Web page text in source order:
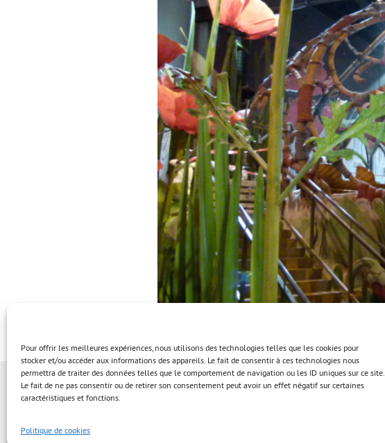
Pour offrir les meilleures expériences, nous utilisons des technologies telles que les cookies pour
stocker et/ou accéder aux informations des appareils. Le fait de consentir à ces technologies nous
permettra de traiter des données telles que le comportement de navigation ou les ID uniques sur ce site.
Le fait de ne pas consentir ou de retirer son consentement peut avoir un effet négatif sur certaines
caractéristiques et fonctions.
Politique de cookies